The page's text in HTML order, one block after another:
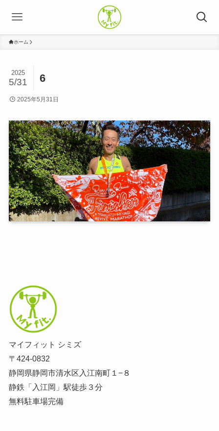
ホーム
6
2025
5/31
2025年5月31日
マイフィット シミズ
〒424-0832
静岡県静岡市清水区入江南町１−８
静鉄「入江岡」駅徒歩３分
無料駐車場完備